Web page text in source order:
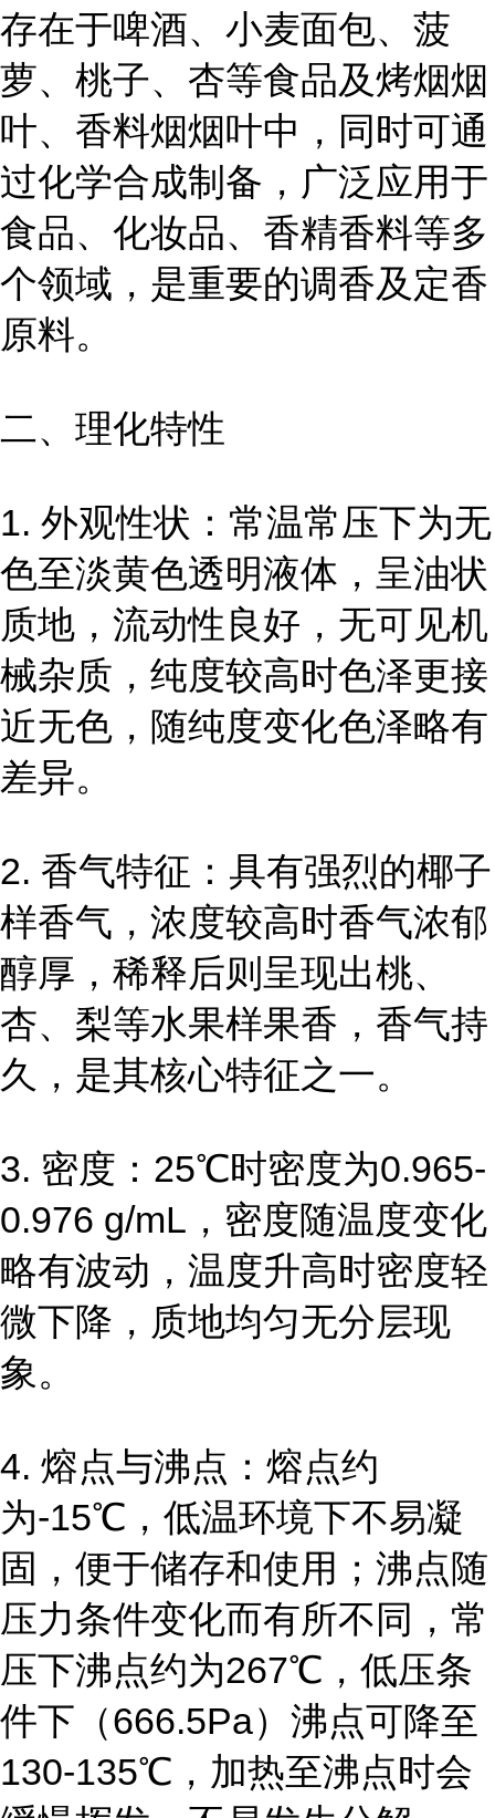
存在于啤酒、小麦面包、菠
萝、桃子、杏等食品及烤烟烟
叶、香料烟烟叶中，同时可通
过化学合成制备，广泛应用于
食品、化妆品、香精香料等多
个领域，是重要的调香及定香
原料。
二、理化特性
1. 外观性状：常温常压下为无
色至淡黄色透明液体，呈油状
质地，流动性良好，无可见机
械杂质，纯度较高时色泽更接
近无色，随纯度变化色泽略有
差异。
2. 香气特征：具有强烈的椰子
样香气，浓度较高时香气浓郁
醇厚，稀释后则呈现出桃、
杏、梨等水果样果香，香气持
久，是其核心特征之一。
3. 密度：25℃时密度为0.965-
0.976 g/mL，密度随温度变化
略有波动，温度升高时密度轻
微下降，质地均匀无分层现
象。
4. 熔点与沸点：熔点约
为-15℃，低温环境下不易凝
固，便于储存和使用；沸点随
压力条件变化而有所不同，常
压下沸点约为267℃，低压条
件下（666.5Pa）沸点可降至
130-135℃，加热至沸点时会